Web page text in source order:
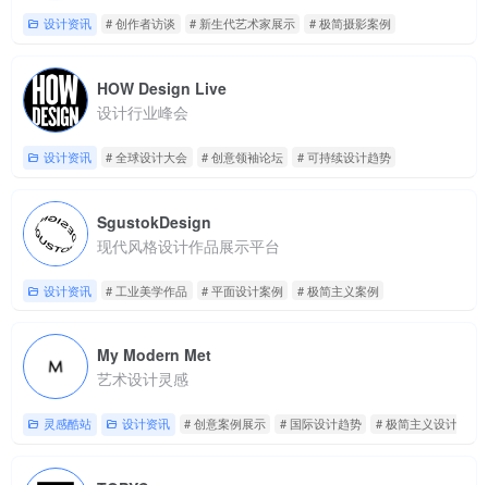
设计资讯 # 创作者访谈 # 新生代艺术家展示 # 极简摄影案例
HOW Design Live
设计行业峰会
设计资讯 # 全球设计大会 # 创意领袖论坛 # 可持续设计趋势
SgustokDesign
现代风格设计作品展示平台
设计资讯 # 工业美学作品 # 平面设计案例 # 极简主义案例
My Modern Met
艺术设计灵感
灵感酷站 设计资讯 # 创意案例展示 # 国际设计趋势 # 极简主义设计